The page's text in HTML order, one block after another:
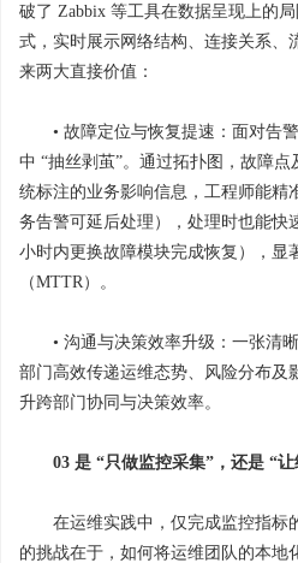
破了 Zabbix 等工具在数据呈现上的
式，实时展示网络结构、连接关系、
来两大直接价值：
• 故障定位与恢复提速：面对告
中 “抽丝剥茧”。通过拓扑图，故障
统标注的业务影响信息，工程师能精
务告警可延后处理），处理时也能快
小时内更换故障模块完成恢复），显
（MTTR）。
• 沟通与决策效率升级：一张清
部门高效传递运维态势、风险分布及
升跨部门协同与决策效率。
03 是 “只做监控采集”，还是 “
在运维实践中，仅完成监控指标
的挑战在于，如何将运维团队的本地